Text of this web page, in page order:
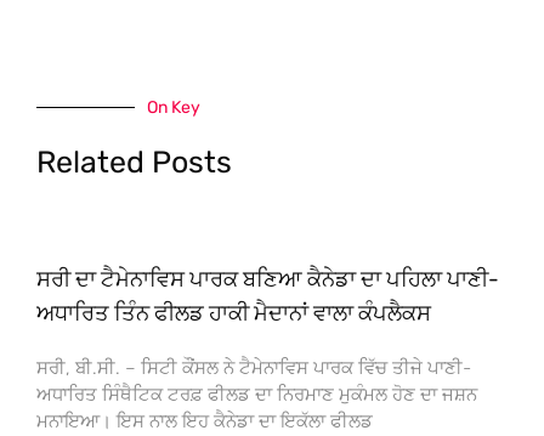
On Key
Related Posts
ਸਰੀ ਦਾ ਟੈਮੇਨਾਵਿਸ ਪਾਰਕ ਬਣਿਆ ਕੈਨੇਡਾ ਦਾ ਪਹਿਲਾ ਪਾਣੀ-
ਅਧਾਰਿਤ ਤਿੰਨ ਫੀਲਡ ਹਾਕੀ ਮੈਦਾਨਾਂ ਵਾਲਾ ਕੰਪਲੈਕਸ
ਸਰੀ, ਬੀ.ਸੀ. – ਸਿਟੀ ਕੌਂਸਲ ਨੇ ਟੈਮੇਨਾਵਿਸ ਪਾਰਕ ਵਿੱਚ ਤੀਜੇ ਪਾਣੀ-
ਅਧਾਰਿਤ ਸਿੰਥੈਟਿਕ ਟਰਫ਼ ਫੀਲਡ ਦਾ ਨਿਰਮਾਣ ਮੁਕੰਮਲ ਹੋਣ ਦਾ ਜਸ਼ਨ
ਮਨਾਇਆ। ਇਸ ਨਾਲ ਇਹ ਕੈਨੇਡਾ ਦਾ ਇਕੱਲਾ ਫੀਲਡ